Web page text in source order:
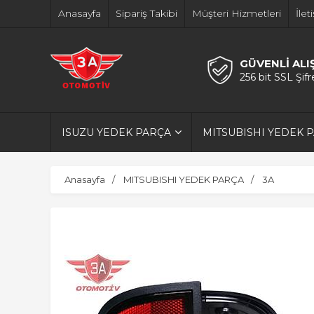
Anasayfa Sipariş Takibi Müşteri Hizmetleri
GÜVENLİ
256 bit SSL
ISUZU YEDEK PARÇA MITSUBISHI YEDEK
Anasayfa MITSUBISHI YEDEK PARÇA 3A